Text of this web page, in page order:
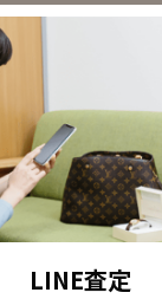
LINE査定